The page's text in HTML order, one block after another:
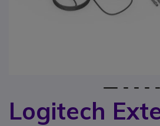
Logitech
Zum Anfang der Bildgalerie springen